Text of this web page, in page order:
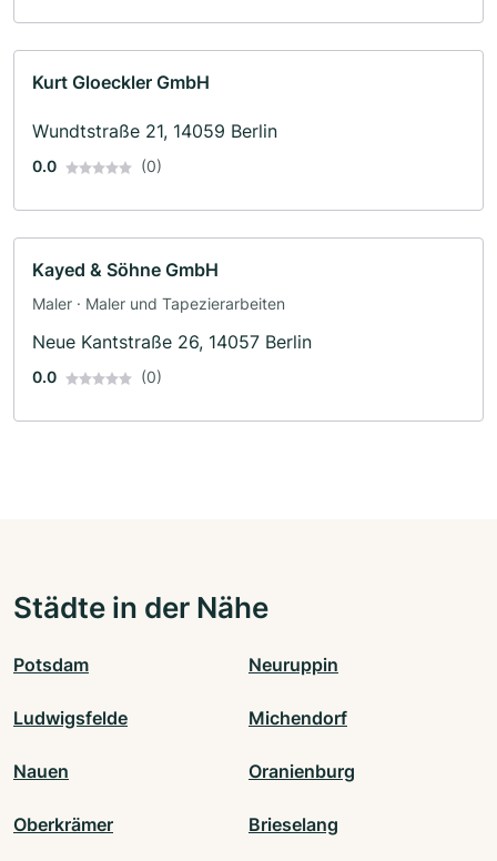
Kurt Gloeckler GmbH
Wundtstraße 21, 14059 Berlin
0.0 (0)
Kayed & Söhne GmbH
Maler · Maler und Tapezierarbeiten
Neue Kantstraße 26, 14057 Berlin
0.0 (0)
Städte in der Nähe
Potsdam Neuruppin
Ludwigsfelde Michendorf
Nauen Oranienburg
Oberkrämer Brieselang